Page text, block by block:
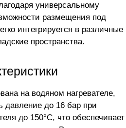
универсальному
размещения под
интегрируется в различные
пространства.
на водяном нагревателе,
давление до 16 бар при
до 150°С, что обеспечивает